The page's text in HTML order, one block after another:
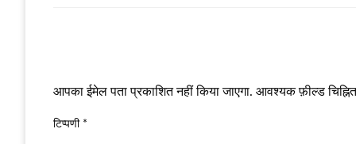
आपका ईमेल पता प्रकाशित नहीं किया जाएगा. आवश्यक फ़ील्ड
टिप्पणी *